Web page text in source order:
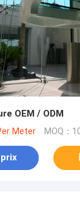
OEM / ODM
Meter MOQ：